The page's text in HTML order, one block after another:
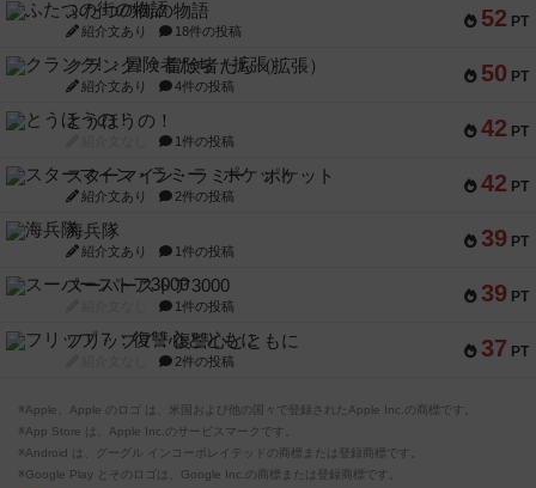
52 PT
ふたつの街の物語
紹介文あり 18件の投稿
50 PT
クランク! ：冒険者たち（拡張）
紹介文あり 4件の投稿
42 PT
とうほうの！
1件の投稿
42 PT
スターマイン・ラミー ポケット
紹介文あり 2件の投稿
39 PT
海兵隊
紹介文あり 1件の投稿
39 PT
スーパーストア3000
1件の投稿
37 PT
フリップ７：復讐心とともに
2件の投稿
※Apple、Apple のロゴ は、米国および他の国々で登録されたApple Inc.の商標です。
※App Store は、Apple Inc.のサービスマークです。
※Android は、グーグル インコーポレイテッドの商標または登録商標です。
※Google Play とそのロゴは、Google Inc.の商標または登録商標です。